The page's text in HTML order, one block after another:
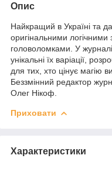
Опис
Найкращий в Україні та
оригінальними
головоломками. У
унікальні їх варіації,
для тих, хто цінує магію
Беззмінний редактор
Олег Нікоф.
Приховати
Характеристики